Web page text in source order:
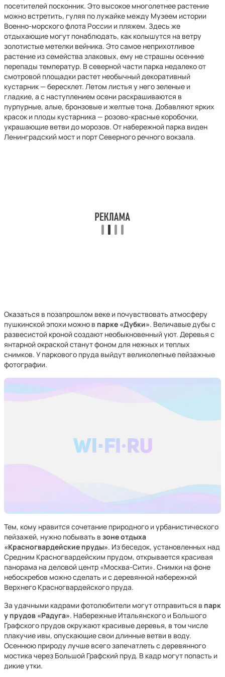
посетителей посконник. Это высокое многолетнее растение
можно встретить, гуляя по лужайке между Музеем истории
Военно-морского флота России и пляжем. Здесь же
отдыхающие могут понаблюдать, как колышутся на ветру
золотистые метелки вейника. Это самое неприхотливое
растение из семейства злаковых, ему не страшны осенние
перепады температур. В северной части парка недалеко от
смотровой площадки растет необычный декоративный
кустарник — бересклет. Летом листья у него зеленые и
гладкие, а с наступлением осени раскрашиваются в
пурпурные, алые, бронзовые и желтые тона. Добавляют ярких
красок и плоды кустарника — розово-красные коробочки,
украшающие ветви до морозов. От набережной парка виден
Ленинградский мост и порт Северного речного вокзала.
Оказаться в позапрошлом веке и почувствовать атмосферу
пушкинской эпохи можно в парке «Дубки». Величавые дубы с
развесистой кроной создают необыкновенный уют. Деревья с
янтарной окраской станут фоном для нежных и теплых
снимков. У паркового пруда выйдут великолепные пейзажные
фотографии.
Тем, кому нравится сочетание природного и урбанистического
пейзажей, нужно побывать в зоне отдыха
«Красногвардейские пруды». Из беседок, установленных над
Средним Красногвардейским прудом, открывается красивая
панорама на деловой центр «Москва-Сити». Снимки на фоне
небоскребов можно сделать и с деревянной набережной
Верхнего Красногвардейского пруда.
За удачными кадрами фотолюбители могут отправиться в парк
у прудов «Радуга». Набережные Итальянского и Большого
Графского прудов окружают красивые деревья, в том числе
плакучие ивы, опускающие свои длинные ветви в воду.
Осеннюю природу лучше всего запечатлеть с деревянного
мостика через Большой Графский пруд. В кадр могут попасть и
дикие утки.